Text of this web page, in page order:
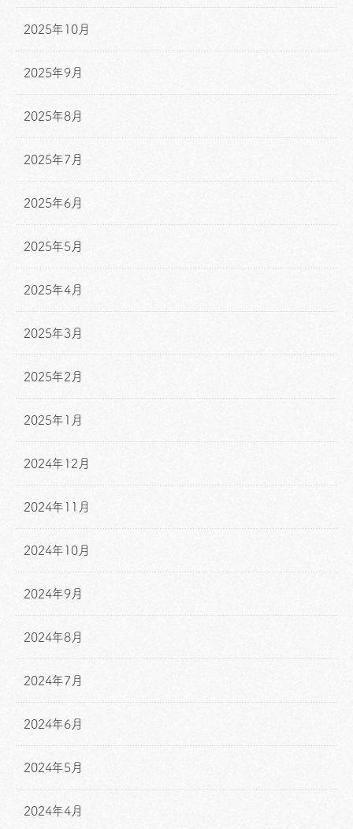
2025年10月
2025年9月
2025年8月
2025年7月
2025年6月
2025年5月
2025年4月
2025年3月
2025年2月
2025年1月
2024年12月
2024年11月
2024年10月
2024年9月
2024年8月
2024年7月
2024年6月
2024年5月
2024年4月